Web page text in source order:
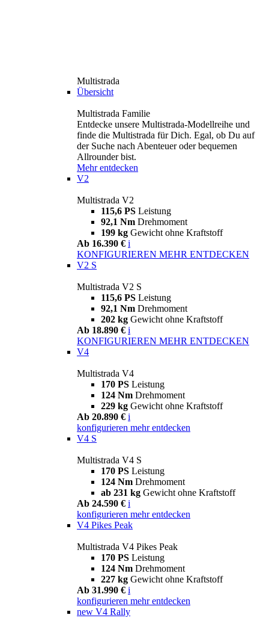
Multistrada
Übersicht
Multistrada Familie
Entdecke unsere Multistrada-Modellreihe und
finde die Multistrada für Dich. Egal, ob Du auf
der Suche nach Abenteuer oder bequemen
Allrounder bist.
Mehr entdecken
V2
Multistrada V2
115,6 PS Leistung
92,1 Nm Drehmoment
199 kg Gewicht ohne Kraftstoff
Ab 16.390 € i
KONFIGURIEREN MEHR ENTDECKEN
V2 S
Multistrada V2 S
115,6 PS Leistung
92,1 Nm Drehmoment
202 kg Gewicht ohne Kraftstoff
Ab 18.890 € i
KONFIGURIEREN MEHR ENTDECKEN
V4
Multistrada V4
170 PS Leistung
124 Nm Drehmoment
229 kg Gewicht ohne Kraftstoff
Ab 20.890 € i
konfigurieren mehr entdecken
V4 S
Multistrada V4 S
170 PS Leistung
124 Nm Drehmoment
ab 231 kg Gewicht ohne Kraftstoff
Ab 24.590 € i
konfigurieren mehr entdecken
V4 Pikes Peak
Multistrada V4 Pikes Peak
170 PS Leistung
124 Nm Drehmoment
227 kg Gewicht ohne Kraftstoff
Ab 31.990 € i
konfigurieren mehr entdecken
new V4 Rally